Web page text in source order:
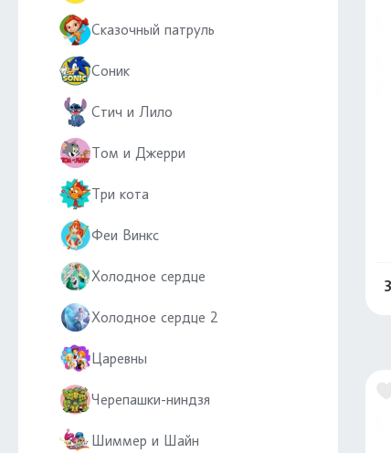
Сказочный патруль
Соник
Стич и Лило
Том и Джерри
Три кота
Феи Винкс
Холодное сердце
Холодное сердце 2
Царевны
Черепашки-ниндзя
Шиммер и Шайн